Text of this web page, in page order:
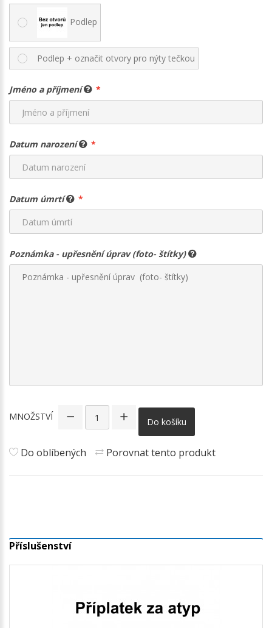
Podlep
Podlep + označit otvory pro nýty tečkou
Jméno a příjmení
Datum narození
Datum úmrtí
Poznámka - upřesnění úprav (foto- štítky)
MNOŽSTVÍ Do košíku
Do oblíbených Porovnat tento produkt
Příslušenství